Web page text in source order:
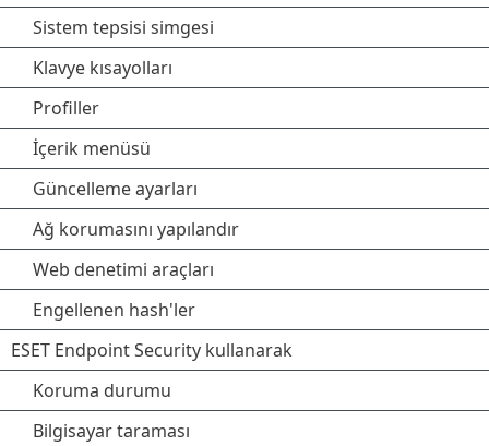
Sistem tepsisi simgesi
Klavye kısayolları
Profiller
İçerik menüsü
Güncelleme ayarları
Ağ korumasını yapılandır
Web denetimi araçları
Engellenen hash'ler
ESET Endpoint Security kullanarak
Koruma durumu
Bilgisayar taraması